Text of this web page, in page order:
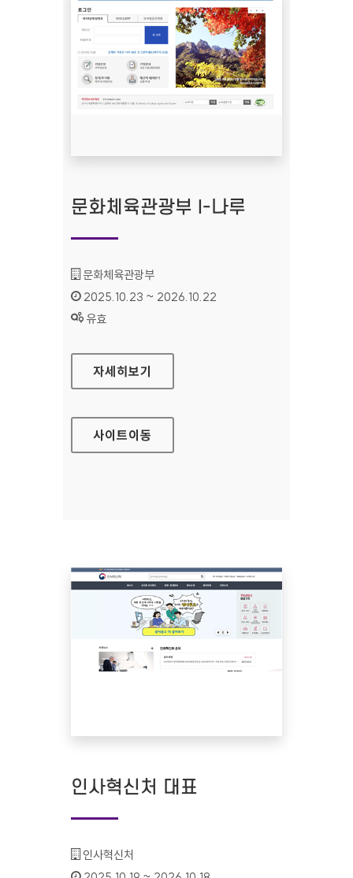
문화체육관광부 I-나루
기관명 :
문화체육관광부
인증기간 :
2025.10.23 ~ 2026.10.22
상태 :
유효
문화체육관광부 I-나루
자세히보기
사이트이동
인사혁신처 대표
기관명 :
인사혁신처